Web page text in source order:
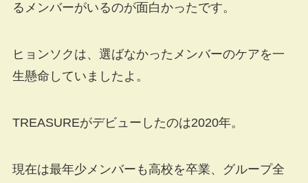
るメンバーがいるのが面白かったです。
ヒョンソクは、選ばなかったメンバーのケアを一
生懸命していましたよ。
TREASUREがデビューしたのは2020年。
現在は最年少メンバーも高校を卒業、グループ全